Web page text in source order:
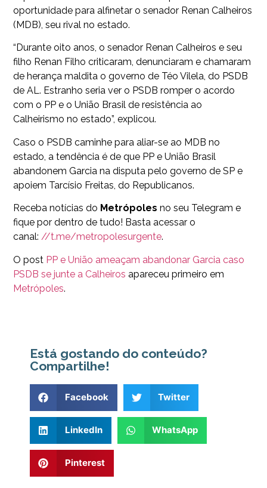
oportunidade para alfinetar o senador Renan Calheiros
(MDB), seu rival no estado.
“Durante oito anos, o senador Renan Calheiros e seu
filho Renan Filho criticaram, denunciaram e chamaram
de herança maldita o governo de Téo Vilela, do PSDB
de AL. Estranho seria ver o PSDB romper o acordo
com o PP e o União Brasil de resistência ao
Calheirismo no estado”, explicou.
Caso o PSDB caminhe para aliar-se ao MDB no
estado, a tendência é de que PP e União Brasil
abandonem Garcia na disputa pelo governo de SP e
apoiem Tarcísio Freitas, do Republicanos.
Receba notícias do Metrópoles no seu Telegram e
fique por dentro de tudo! Basta acessar o
canal: //t.me/metropolesurgente.
O post PP e União ameaçam abandonar Garcia caso
PSDB se junte a Calheiros apareceu primeiro em
Metrópoles.
Está gostando do conteúdo?
Compartilhe!
Facebook Twitter
LinkedIn WhatsApp
Pinterest